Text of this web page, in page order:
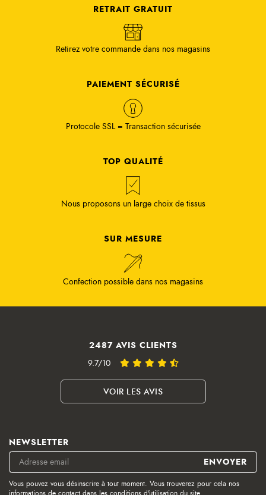
RETRAIT GRATUIT
Retirez votre commande dans nos magasins
PAIEMENT SÉCURISÉ
Protocole SSL = Transaction sécurisée
TOP QUALITÉ
Nous proposons un large choix de tissus
SUR MESURE
Confection possible dans nos magasins
2487 AVIS CLIENTS
9.7/10
VOIR LES AVIS
NEWSLETTER
Vous pouvez vous désinscrire à tout moment. Vous trouverez pour cela nos